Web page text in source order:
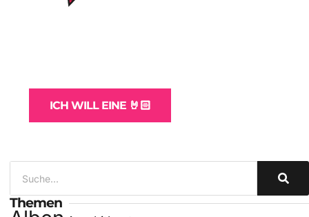
ICH WILL EINE 🤘🏻
Themen